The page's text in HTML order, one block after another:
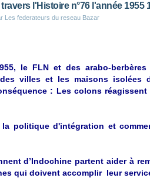
l'Histoire n°76 l'année 1955
Les federateurs du reseau Bazar
le FLN et des arabo-
villes et les maisons isolées
: Les colons
politique d'intégration et
d’Indochine partent aider à
qui doivent accomplir leur